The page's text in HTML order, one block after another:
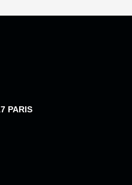
PARIS